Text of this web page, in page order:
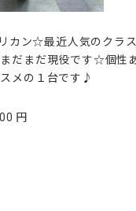
カン☆最近人気のクラス
だまだ現役です☆個性
メの１台です♪
円